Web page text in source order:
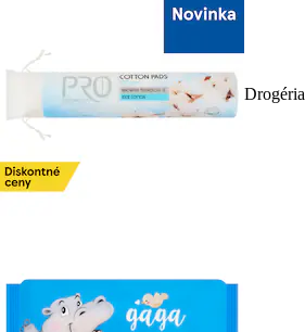
Drogéria